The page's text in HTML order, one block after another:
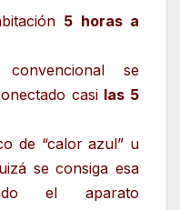
5 horas a
se
casi las 5
de “calor azul” u
se consiga esa
el aparato